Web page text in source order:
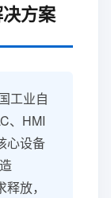
方案
工业自
、HMI
心设备
放，